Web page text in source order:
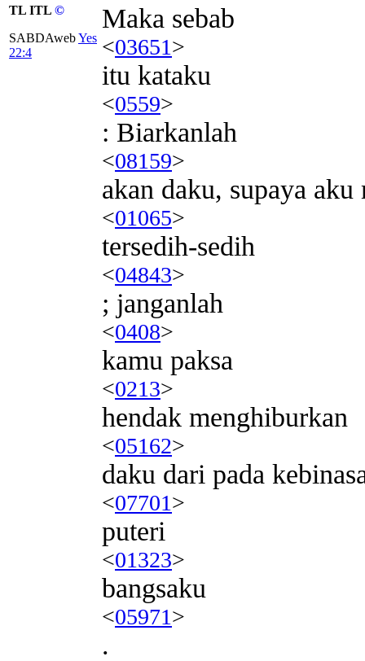
TL ITL ©
SABDAwebYes
22:4
Maka sebab
<03651>
itu kataku
<0559>
: Biarkanlah
<08159>
akan daku, supaya aku
<01065>
tersedih-sedih
<04843>
; janganlah
<0408>
kamu paksa
<0213>
hendak menghiburkan
<05162>
daku dari pada
<07701>
puteri
<01323>
bangsaku
<05971>
.